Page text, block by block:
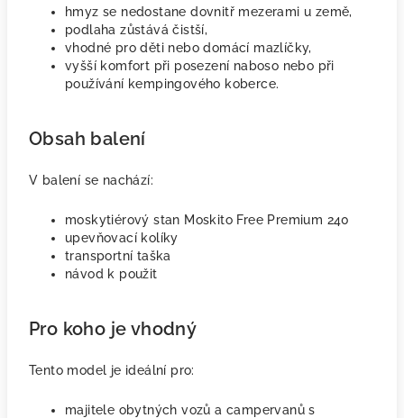
hmyz se nedostane dovnitř mezerami u země,
podlaha zůstává čistší,
vhodné pro děti nebo domácí mazlíčky,
vyšší komfort při posezení naboso nebo při
používání kempingového koberce.
Obsah balení
V balení se nachází:
moskytiérový stan Moskito Free Premium 240
upevňovací kolíky
transportní taška
návod k použit
Pro koho je vhodný
Tento model je ideální pro:
majitele obytných vozů a campervanů s